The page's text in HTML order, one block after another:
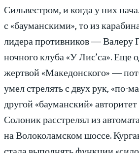
Сильвестром, и когда у них
с «бауманскими», то из
лидера противников — Валеру
ночного клуба «У Лис’са». Еще
жертвой «Македонского» —
умел стрелять с двух рук, «по-
другой «бауманский»
Солоник расстрелял из автомата
на Волоколамском шоссе.
стала выполнять функции